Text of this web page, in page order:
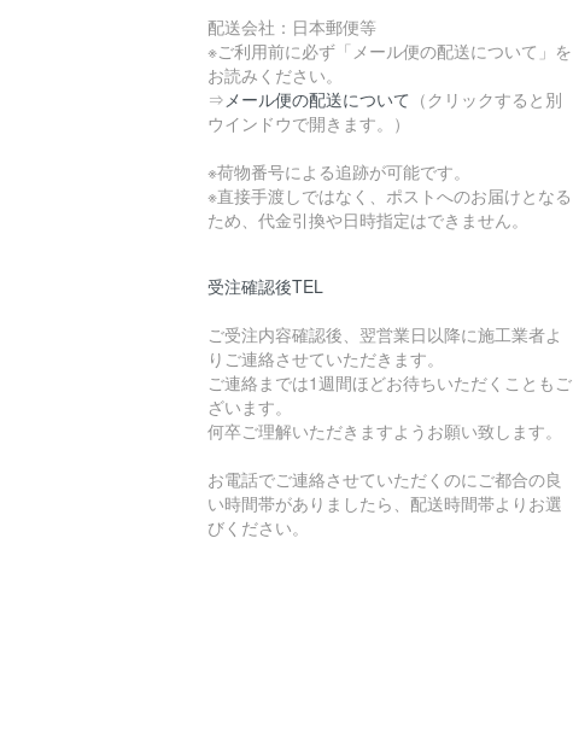
配送会社：日本郵便等
※ご利用前に必ず「メール便の配送について」を
お読みください。
⇒メール便の配送について （クリックすると別
ウインドウで開きます。）
※荷物番号による追跡が可能です。
※直接手渡しではなく、ポストへのお届けとなる
ため、代金引換や日時指定はできません。
受注確認後TEL
ご受注内容確認後、翌営業日以降に施工業者よ
りご連絡させていただきます。
ご連絡までは1週間ほどお待ちいただくこともご
ざいます。
何卒ご理解いただきますようお願い致します。
お電話でご連絡させていただくのにご都合の良
い時間帯がありましたら、配送時間帯よりお選
びください。